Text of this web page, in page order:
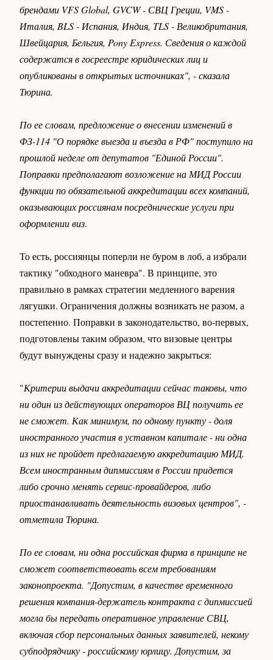
брендами VFS Global, GVCW - СВЦ Греции, VMS -
Италия, BLS - Испания, Индия, TLS - Великобритания,
Швейцария, Бельгия, Pony Express. Сведения о каждой
содержатся в госреестре юридических лиц и
опубликованы в открытых источниках", - сказала
Тюрина.
По ее словам, предложение о внесении изменений в
ФЗ-114 "О порядке выезда и въезда в РФ" поступило на
прошлой неделе от депутатов "Единой России".
Поправки предполагают возложение на МИД России
функции по обязательной аккредитации всех компаний,
оказывающих россиянам посреднические услуги при
оформлении виз.
То есть, россиянцы поперли не буром в лоб, а избрали
тактику "обходного маневра". В принципе, это
правильно в рамках стратегии медленного варения
лягушки. Ограничения должны возникать не разом, а
постепенно. Поправки в законодательство, во-первых,
подготовлены таким образом, что визовые центры
будут вынуждены сразу и надежно закрыться:
"Критерии выдачи аккредитации сейчас таковы, что
ни один из действующих операторов ВЦ получить ее
не сможет. Как минимум, по одному пункту - доля
иностранного участия в уставном капитале - ни одна
из них не пройдет предлагаемую аккредитацию МИД.
Всем иностранным дипмиссиям в России придется
либо срочно менять сервис-провайдеров, либо
приостанавливать деятельность визовых центров", -
отметила Тюрина.
По ее словам, ни одна российская фирма в принципе не
сможет соответствовать всем требованиям
законопроекта. "Допустим, в качестве временного
решения компания-держатель контракта с дипмиссией
могла бы передать оперативное управление СВЦ,
включая сбор персональных данных заявителей, некому
субподрядчику - российскому юрлицу. Допустим, за